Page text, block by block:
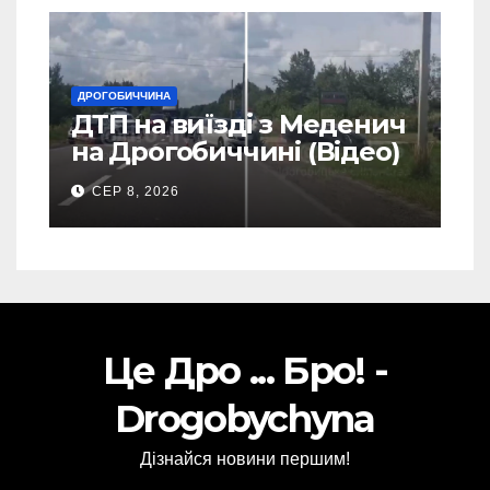
ДРОГОБИЧЧИНА
ДТП на виїзді з Меденич
на Дрогобиччині (Відео)
СЕР 8, 2026
Це Дро ... Бро! -
Drogobychyna
Дізнайся новини першим!